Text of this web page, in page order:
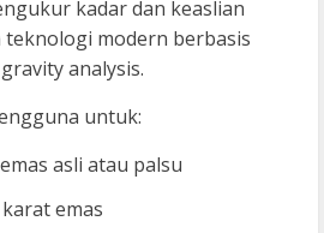
kadar dan keaslian
modern berbasis
analysis.
untuk:
asli atau palsu
emas